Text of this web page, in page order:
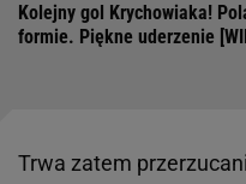
Kolejny gol Krychowiaka!
formie. Piękne uderzenie
Trwa zatem